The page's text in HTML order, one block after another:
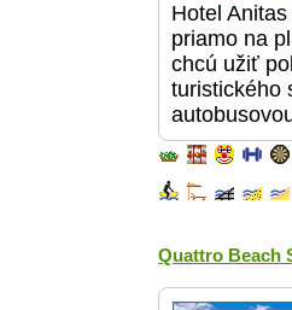
Hotel
priamo na
chcú užiť
turistického
Quattro Beach